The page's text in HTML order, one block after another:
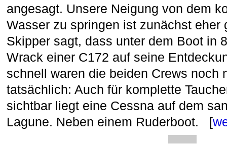
angesagt. Unsere Neigung von dem
Wasser zu springen ist zunächst eher
Skipper sagt, dass unter dem Boot in
Wrack einer C172 auf seine
schnell waren die beiden Crews noch
tatsächlich: Auch für komplette
sichtbar liegt eine Cessna auf dem
Lagune. Neben einem Ruderboot. [